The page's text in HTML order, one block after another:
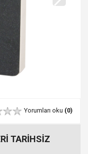
Yorumları oku (0)
TARİHSİZ